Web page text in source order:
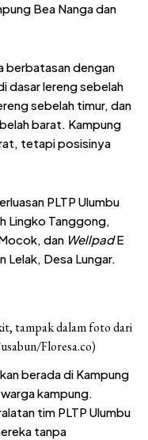
Bea Nanga dan
berbatasan dengan
dasar lereng sebelah
sebelah timur, dan
barat. Kampung
tetapi posisinya
PLTP Ulumbu
Lingko Tanggong,
dan WellpadE
Lelak, Desa Lungar.
tampak dalam foto dari
Floresa.co)
berada di Kampung
kampung.
tim PLTP Ulumbu
tanpa